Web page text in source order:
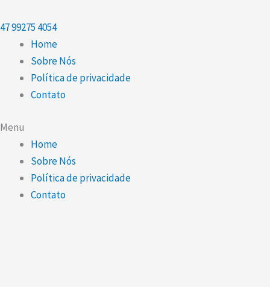
4799275 4054
Home
Sobre Nós
Política de privacidade
Contato
Menu
Home
Sobre Nós
Política de privacidade
Contato